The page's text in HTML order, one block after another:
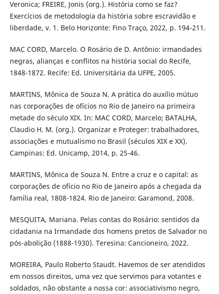
Veronica; FREIRE, Jonis (org.). História como se faz?
Exercícios de metodologia da história sobre escravidão e
liberdade, v. 1. Belo Horizonte: Fino Traço, 2022, p. 194-211.
MAC CORD, Marcelo. O Rosário de D. Antônio: irmandades
negras, alianças e conflitos na história social do Recife,
1848-1872. Recife: Ed. Universitária da UFPE, 2005.
MARTINS, Mônica de Souza N. A prática do auxílio mútuo
nas corporações de ofícios no Rio de Janeiro na primeira
metade do século XIX. In: MAC CORD, Marcelo; BATALHA,
Claudio H. M. (org.). Organizar e Proteger: trabalhadores,
associações e mutualismo no Brasil (séculos XIX e XX).
Campinas: Ed. Unicamp, 2014, p. 25-46.
MARTINS, Mônica de Souza N. Entre a cruz e o capital: as
corporações de ofício no Rio de Janeiro após a chegada da
família real, 1808-1824. Rio de Janeiro: Garamond, 2008.
MESQUITA, Mariana. Pelas contas do Rosário: sentidos da
cidadania na Irmandade dos homens pretos de Salvador no
pós-abolição (1888-1930). Teresina: Cancioneiro, 2022.
MOREIRA, Paulo Roberto Staudt. Havemos de ser atendidos
em nossos direitos, uma vez que servimos para votantes e
soldados, não obstante a nossa cor: associativismo negro,